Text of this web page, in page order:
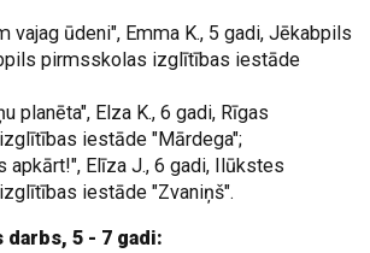
vajag ūdeni", Emma K., 5 gadi, Jēkabpils
pirmsskolas izglītības iestāde
planēta", Elza K., 6 gadi, Rīgas
iestāde "Mārdega";
apkārt!", Elīza J., 6 gadi, Ilūkstes
iestāde "Zvaniņš".
darbs, 5 - 7 gadi: